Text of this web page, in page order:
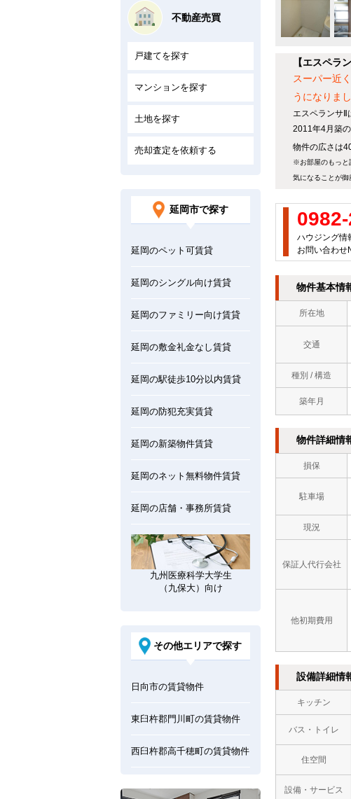
【エスペラ
スーパー近
うになりま
エスペランサⅡ
2011年4月築
物件の広さは
※お部屋のもっと
気になることが御
ハウジング情
お問い合わ
物件基本情
所在地
交通
種別 / 構造
築年月
物件詳細情
損保
駐車場
現況
保証人代行会社
他初期費用
設備詳細情
キッチン
バス・トイレ
住空間
設備・サービス
不動産売買
戸建てを探す
マンションを探す
土地を探す
売却査定を依頼する
延岡市で探す
延岡のペット可賃貸
延岡のシングル向け賃貸
延岡のファミリー向け賃貸
延岡の敷金礼金なし賃貸
延岡の駅徒歩10分以内賃貸
延岡の防犯充実賃貸
延岡の新築物件賃貸
延岡のネット無料物件賃貸
延岡の店舗・事務所賃貸
九州医療科学大学生
（九保大）向け
その他エリアで探す
日向市の賃貸物件
東臼杵郡門川町の賃貸物件
西臼杵郡高千穂町の賃貸物件